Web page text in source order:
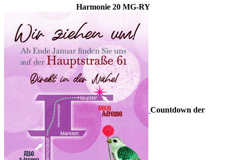
Harmonie 20 MG-RY
Countdown der